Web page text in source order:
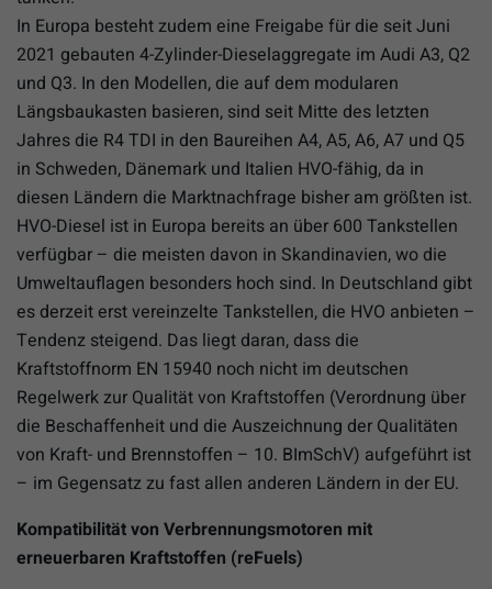
In Europa besteht zudem eine Freigabe für die seit Juni
2021 gebauten 4-Zylinder-Dieselaggregate im Audi A3, Q2
und Q3. In den Modellen, die auf dem modularen
Längsbaukasten basieren, sind seit Mitte des letzten
Jahres die R4 TDI in den Baureihen A4, A5, A6, A7 und Q5
in Schweden, Dänemark und Italien HVO-fähig, da in
diesen Ländern die Marktnachfrage bisher am größten ist.
HVO-Diesel ist in Europa bereits an über 600 Tankstellen
verfügbar – die meisten davon in Skandinavien, wo die
Umweltauflagen besonders hoch sind. In Deutschland gibt
es derzeit erst vereinzelte Tankstellen, die HVO anbieten –
Tendenz steigend. Das liegt daran, dass die
Kraftstoffnorm EN 15940 noch nicht im deutschen
Regelwerk zur Qualität von Kraftstoffen (Verordnung über
die Beschaffenheit und die Auszeichnung der Qualitäten
von Kraft- und Brennstoffen – 10. BImSchV) aufgeführt ist
– im Gegensatz zu fast allen anderen Ländern in der EU.
Kompatibilität von Verbrennungsmotoren mit
erneuerbaren Kraftstoffen (reFuels)